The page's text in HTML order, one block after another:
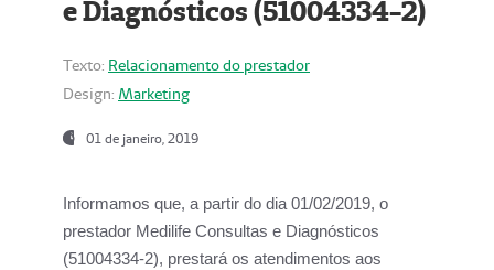
e Diagnósticos (51004334-2)
Texto: Relacionamento do prestador
Design: Marketing
01 de janeiro, 2019
Informamos que, a partir do dia 01/02/2019, o
prestador Medilife Consultas e Diagnósticos
(51004334-2), prestará os atendimentos aos